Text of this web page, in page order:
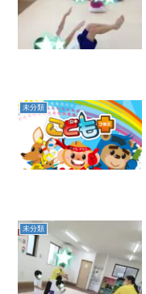
未分類
未分類